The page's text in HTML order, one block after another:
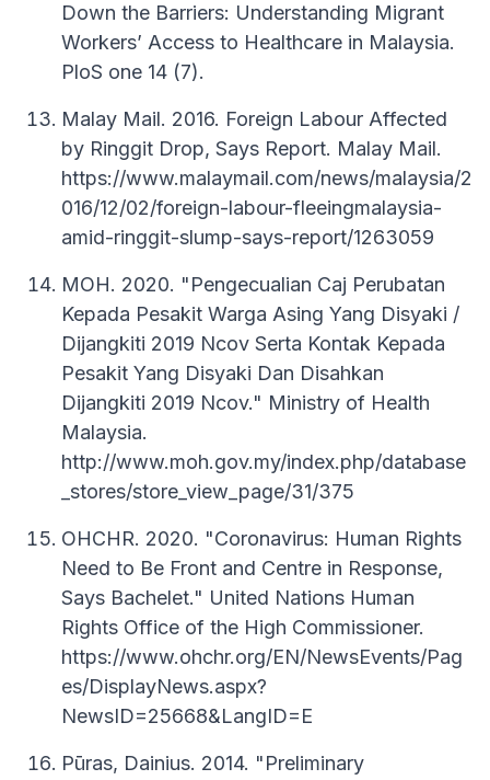
Down the Barriers: Understanding Migrant
Workers’ Access to Healthcare in Malaysia.
PloS one 14 (7).
Malay Mail. 2016. Foreign Labour Affected
by Ringgit Drop, Says Report. Malay Mail.
https://www.malaymail.com/news/malaysia/2
016/12/02/foreign-labour-fleeingmalaysia-
amid-ringgit-slump-says-report/1263059
MOH. 2020. "Pengecualian Caj Perubatan
Kepada Pesakit Warga Asing Yang Disyaki /
Dijangkiti 2019 Ncov Serta Kontak Kepada
Pesakit Yang Disyaki Dan Disahkan
Dijangkiti 2019 Ncov." Ministry of Health
Malaysia.
http://www.moh.gov.my/index.php/database
_stores/store_view_page/31/375
OHCHR. 2020. "Coronavirus: Human Rights
Need to Be Front and Centre in Response,
Says Bachelet." United Nations Human
Rights Office of the High Commissioner.
https://www.ohchr.org/EN/NewsEvents/Pag
es/DisplayNews.aspx?
NewsID=25668&LangID=E
Pūras, Dainius. 2014. "Preliminary